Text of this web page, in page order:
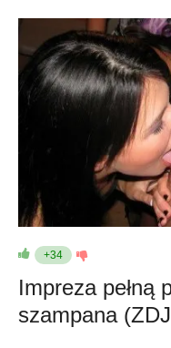
+34
Impreza pełną
szampana